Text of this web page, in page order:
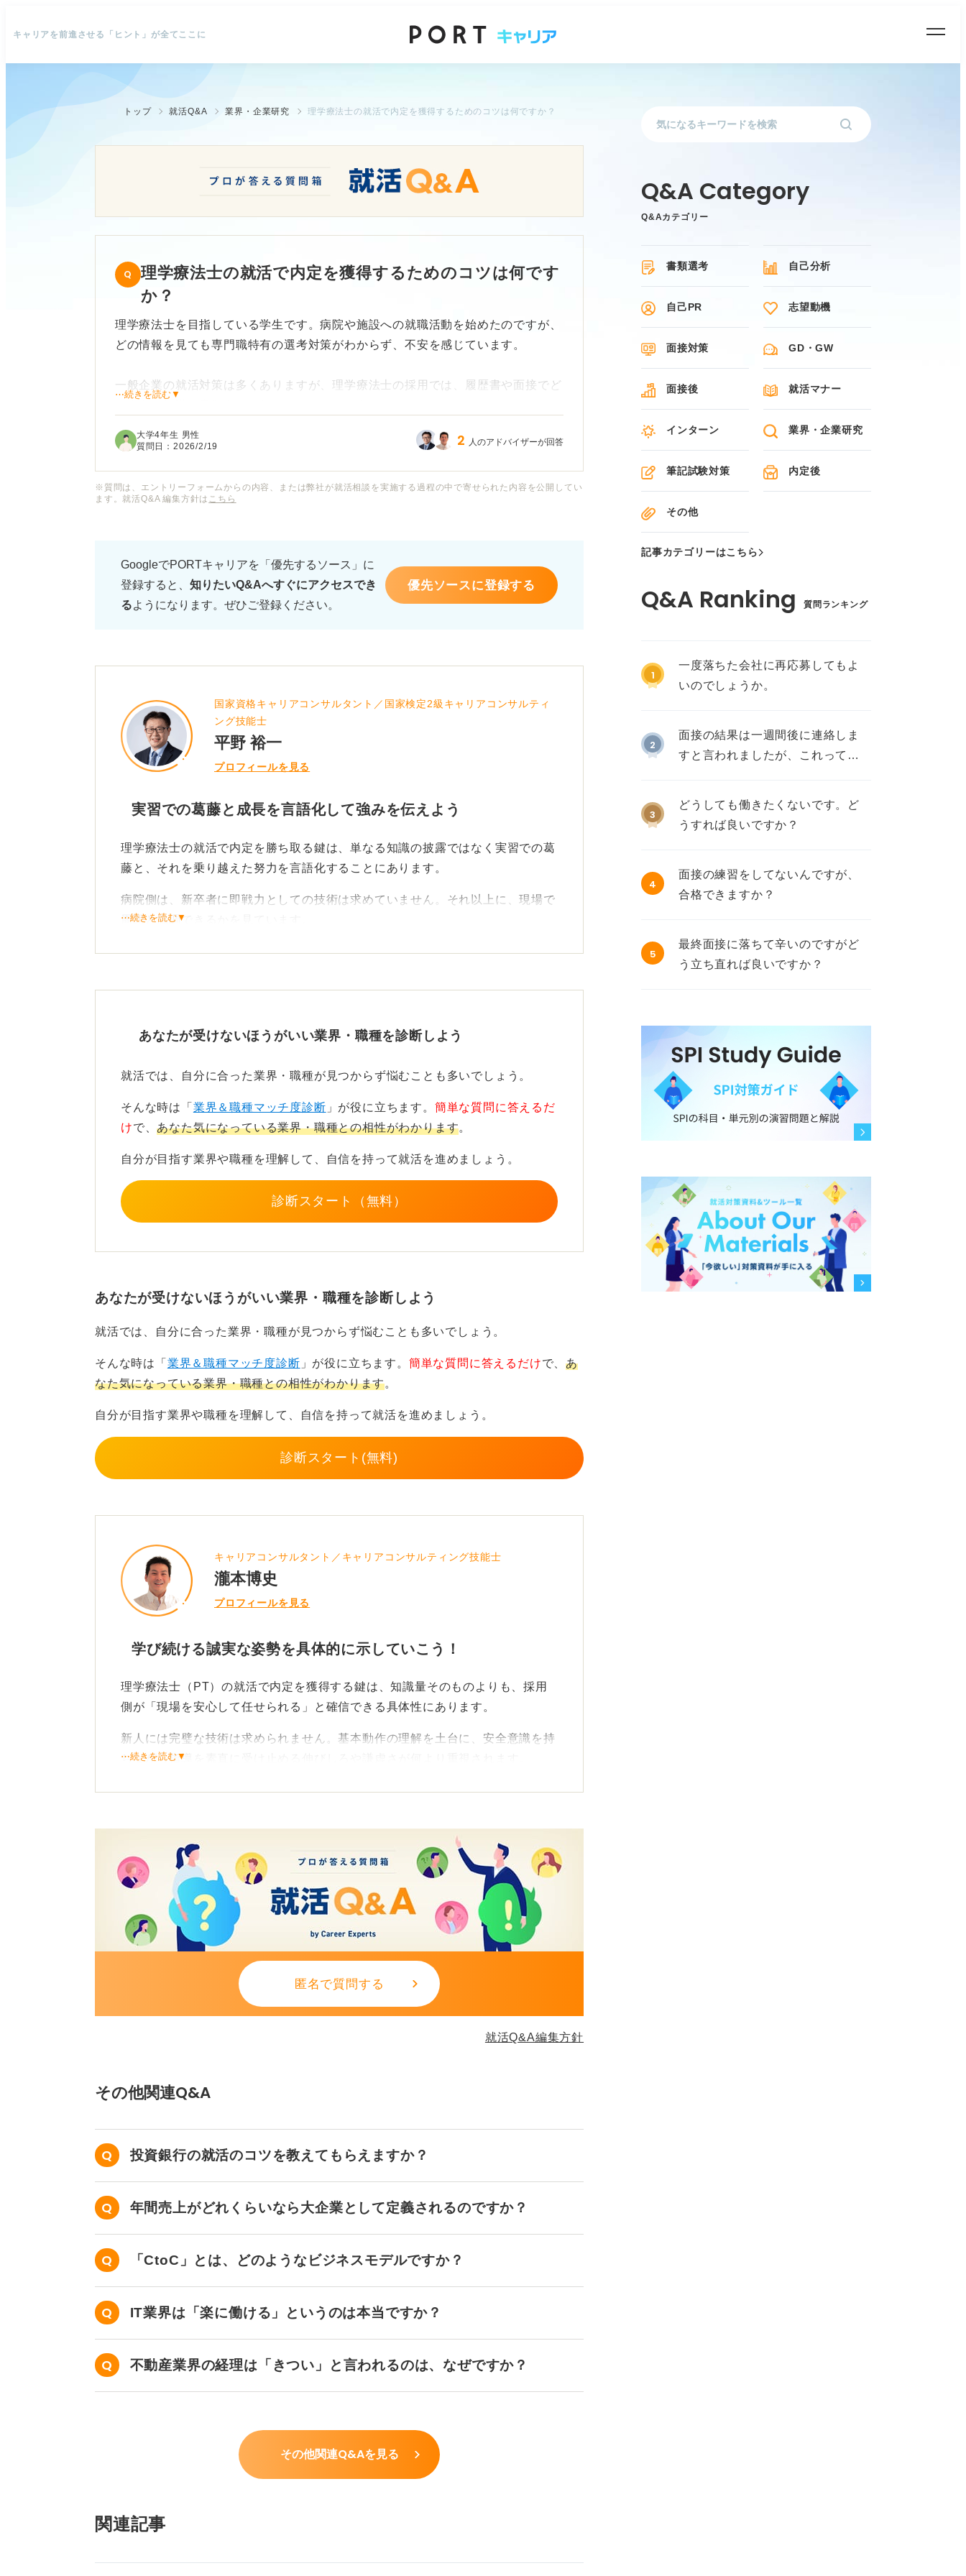
キャリアを前進させる「ヒント」が全てここに
トップ 就活Q&A 業界・企業研究 理学療法士の就活で内定を獲得するためのコツは何ですか？
理学療法士の就活で内定を獲得するためのコツは何です
か？
理学療法士を目指している学生です。病院や施設への就職活動を始めたのですが、
どの情報を見ても専門職特有の選考対策がわからず、不安を感じています。
一般企業の就活対策は多くありますが、理学療法士の採用では、履歴書や面接でど
臨床実習での経験をどうアピールすれば効果的なのか、具体的な方法がわかりませ
特に、人気のある病院や急性期の施設への就職を目指しているので、周りの学生に
理学療法士の就職活動で成功するための具体的な戦略や面接でのアピールポイント
についてアドバイスをお願いします。
⋯続きを読む▼
大学4年生 男性
質問日：2026/2/19 2 人のアドバイザーが回答
※質問は、エントリーフォームからの内容、または弊社が就活相談を実施する過程の中で寄せられた内容を公開してい
ます。就活Q&A 編集方針は こちら
GoogleでPORTキャリアを「優先するソース」に
登録すると、 知りたいQ&Aへすぐにアクセスでき
るようになります。ぜひご登録ください。
優先ソースに登録する
国家資格キャリアコンサルタント／国家検定2級キャリアコンサルティ
ング技能士
平野 裕一
プロフィールを見る
実習での葛藤と成長を言語化して強みを伝えよう
理学療法士の就活で内定を勝ち取る鍵は、単なる知識の披露ではなく実習での葛
藤と、それを乗り越えた努力を言語化することにあります。
病院側は、新卒者に即戦力としての技術は求めていません。それ以上に、現場で
周囲と協調できるかを見ています。
特に人気病院ほど、困難な状況に直面した際の思考のプロセスを重視し、組織に
私の過去の支援でも、実習のエピソードを話す際、成功体験だけでなく「リハビ
リが思うように進まなかった際、どう患者さんの意欲を引き出したか」という苦
その経験こそが、ほかの学生との決定的な差別化になります。
技術を「学びたい」という受け身の姿勢を捨て、実習経験を貢献に結びつけて語
りましょう。泥臭く語る経験こそが内定を引き寄せます。
0
⋯続きを読む▼
あなたが受けないほうがいい業界・職種を診断しよう
就活では、自分に合った業界・職種が見つからず悩むことも多いでしょう。
そんな時は「 業界＆職種マッチ度診断 」が役に立ちます。 簡単な質問に答えるだ
けで、あなた気になっている業界・職種との相性がわかります。
自分が目指す業界や職種を理解して、自信を持って就活を進めましょう。
診断スタート（無料）
あなたが受けないほうがいい業界・職種を診断しよう
就活では、自分に合った業界・職種が見つからず悩むことも多いでしょう。
そんな時は「 業界＆職種マッチ度診断 」が役に立ちます。 簡単な質問に答えるだけで、あ
なた気になっている業界・職種との相性がわかります。
自分が目指す業界や職種を理解して、自信を持って就活を進めましょう。
診断スタート(無料)
キャリアコンサルタント／キャリアコンサルティング技能士
瀧本博史
プロフィールを見る
学び続ける誠実な姿勢を具体的に示していこう！
理学療法士（PT）の就活で内定を獲得する鍵は、知識量そのものよりも、採用
側が「現場を安心して任せられる」と確信できる具体性にあります。
新人には完璧な技術は求められません。基本動作の理解を土台に、安全意識を持
ちながら指導を素直に受け止める伸びしろや謙虚さが何より重視されます。
臨床実習のアピールでは、何を経験したかという事実以上に何を考え、次にどう
たとえば歩行練習なら、単に内容を述べるのではなく、患者さんの不安にどう向
き合い、指導者の指摘を受けてどう行動を改善したかを伝えます。
これが現場での再現性と成長力を示す強力な材料になるのです。
病院の役割を理解してなぜここで働きたいかを語る
人気施設を目指すなら、徹底した事前準備が不可欠です。
「勉強できそうだから」といった受け身の理由ではなく、その病院の機能や役割
さと現実的な自己理解が信頼を生みます。
特別なことを狙いすぎず、実習経験を丁寧に振り返り、自分の言葉で語れるよう
準備を重ねてください。
その一歩一歩が、確実な内定へとつながります。自分を信じて最後まで走り抜け
ましょう。
⋯続きを読む▼
匿名で質問する
就活Q&A編集方針
その他関連Q&A
投資銀行の就活のコツを教えてもらえますか？
年間売上がどれくらいなら大企業として定義されるのですか？
「CtoC」とは、どのようなビジネスモデルですか？
IT業界は「楽に働ける」というのは本当ですか？
不動産業界の経理は「きつい」と言われるのは、なぜですか？
その他関連Q&Aを見る
関連記事
Q&Aカテゴリー
書類選考 自己分析
自己PR 志望動機
面接対策 GD・GW
面接後 就活マナー
インターン 業界・企業研究
筆記試験対策 内定後
その他
記事カテゴリーはこちら
質問ランキング
1
一度落ちた会社に再応募してもよ
いのでしょうか。
2
面接の結果は一週間後に連絡しま
すと言われましたが、これって不
3
どうしても働きたくないです。ど
うすれば良いですか？
4
面接の練習をしてないんですが、
合格できますか？
5
最終面接に落ちて辛いのですがど
う立ち直れば良いですか？